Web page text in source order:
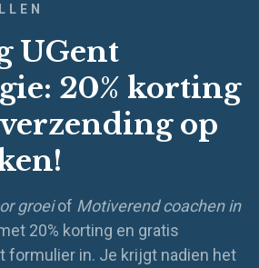
UGent
20% korting
op
groeiof Motiverend coachen in
20% korting en gratis
formulier in. Je krijgt nadien het